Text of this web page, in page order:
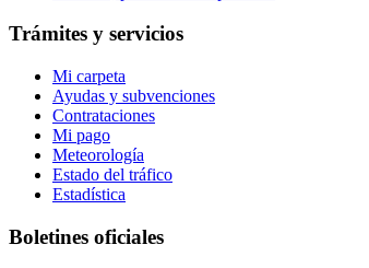
Trámites y servicios
Mi carpeta
Ayudas y subvenciones
Contrataciones
Mi pago
Meteorología
Estado del tráfico
Estadística
Boletines oficiales